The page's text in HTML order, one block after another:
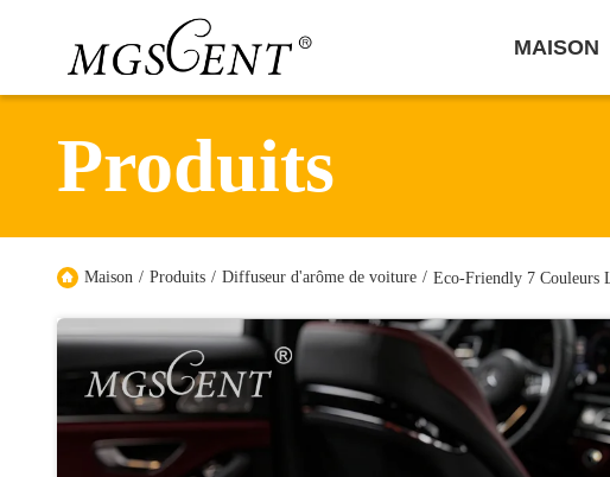
MAISON
Produits
Maison / Produits / Diffuseur d'arôme de voiture / Eco-Friendly 7 Couleurs